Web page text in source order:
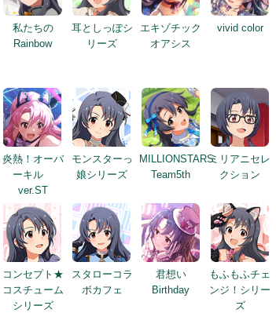
私たちの
Rainbow
耳としっぽシ
リーズ
エキゾチック
オアシス
vivid color
炎熱！オーバ
ーキル
ver.ST
モンスターっ
娘シリーズ
MILLIONSTARS
Team5th
ミリアニセレ
クション
コンセプト★
コスチューム
シリーズ
スタローコラ
ボカフェ
君想い
Birthday
もふもふチェ
ンジ！シリー
ズ